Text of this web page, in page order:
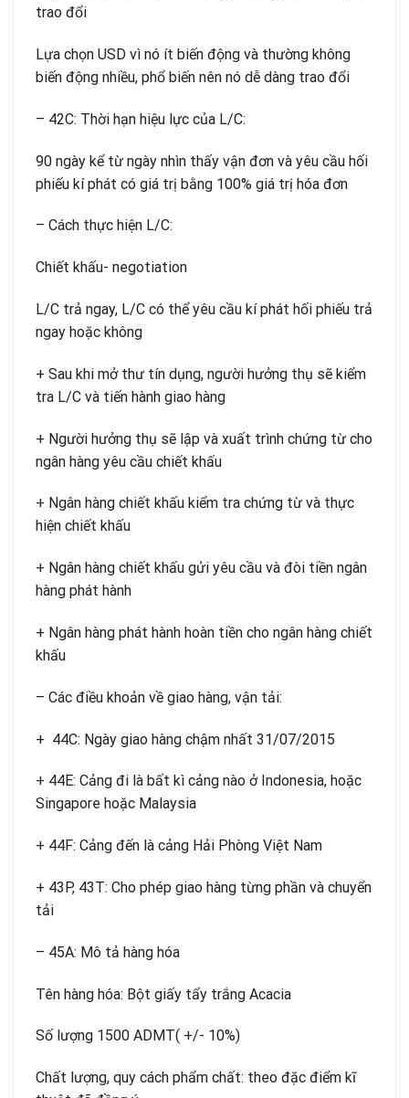
trao đổi
Lựa chọn USD vì nó ít biến động và thường không
biến động nhiều, phổ biến nên nó dễ dàng trao đổi
– 42C: Thời hạn hiệu lực của L/C:
90 ngày kể từ ngày nhìn thấy vận đơn và yêu cầu hối
phiếu kí phát có giá trị bằng 100% giá trị hóa đơn
– Cách thực hiện L/C:
Chiết khấu- negotiation
L/C trả ngay, L/C có thể yêu cầu kí phát hối phiếu trả
ngay hoặc không
+ Sau khi mở thư tín dụng, người hưởng thụ sẽ kiểm
tra L/C và tiến hành giao hàng
+ Người hưởng thụ sẽ lập và xuất trình chứng từ cho
ngân hàng yêu cầu chiết khấu
+ Ngân hàng chiết khấu kiểm tra chứng từ và thực
hiện chiết khấu
+ Ngân hàng chiết khấu gửi yêu cầu và đòi tiền ngân
hàng phát hành
+ Ngân hàng phát hành hoàn tiền cho ngân hàng chiết
khấu
– Các điều khoản về giao hàng, vận tải:
+ 44C: Ngày giao hàng chậm nhất 31/07/2015
+ 44E: Cảng đi là bất kì cảng nào ở Indonesia, hoặc
Singapore hoặc Malaysia
+ 44F: Cảng đến là cảng Hải Phòng Việt Nam
+ 43P, 43T: Cho phép giao hàng từng phần và chuyển
tải
– 45A: Mô tả hàng hóa
Tên hàng hóa: Bột giấy tẩy trắng Acacia
Số lượng 1500 ADMT( +/- 10%)
Chất lượng, quy cách phẩm chất: theo đặc điểm kĩ